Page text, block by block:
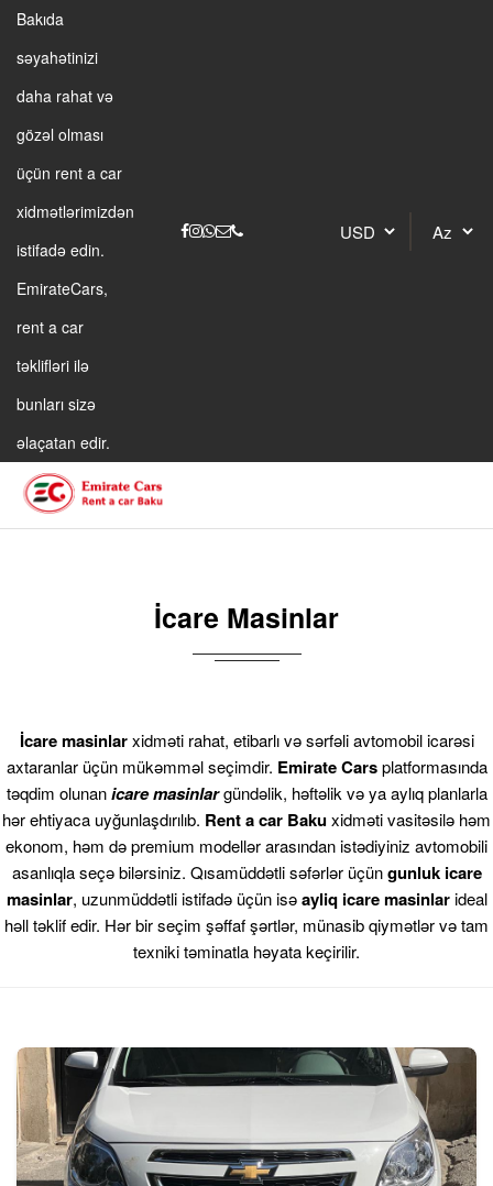
Bakıda
səyahətinizi
daha rahat və
gözəl olması
üçün rent a car
xidmətlərimizdən
istifadə edin.
EmirateCars,
rent a car
təklifləri ilə
bunları sizə
əlaçatan edir.
İcare Masinlar
İcare masinlarxidməti rahat, etibarlı və sərfəli avtomobil icarəsi
axtaranlar üçün mükəmməl seçimdir. Emirate Carsplatformasında
təqdim olunanicare masinlargündəlik, həftəlik və ya aylıq planlarla
hər ehtiyaca uyğunlaşdırılıb. Rent a car Bakuxidməti vasitəsilə həm
ekonom, həm də premium modellər arasından istədiyiniz avtomobili
asanlıqla seçə bilərsiniz. Qısamüddətli səfərlər üçüngunluk icare
masinlar, uzunmüddətli istifadə üçün isəayliq icare masinlarideal
həll təklif edir. Hər bir seçim şəffaf şərtlər, münasib qiymətlər və tam
texniki təminatla həyata keçirilir.